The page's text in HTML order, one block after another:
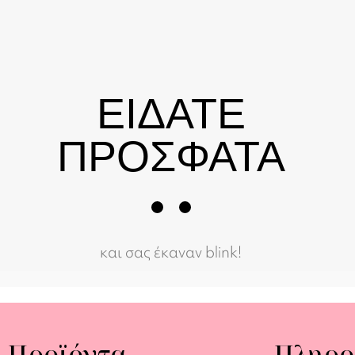
ΕΙΔΑΤΕ
ΠΡΟΣΦΑΤΑ
και σας έκαναν blink!